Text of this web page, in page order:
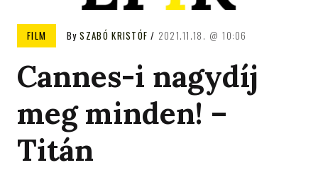
EPIK
FILM BySZABÓ KRISTÓF 2021.11.18. 10:06
Cannes-i nagydíj
meg minden! –
Titán